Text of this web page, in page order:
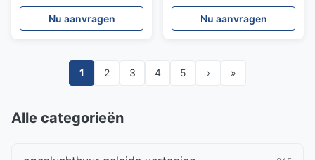
leds
Nu aanvragen
Ruimtebesparing 360°
Vertoning met Snelle
Nu aanvragen
1 2 3 4 5 › »
Alle categorieën